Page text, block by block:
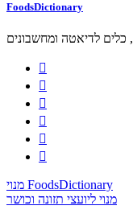
FoodsDictionary
כלים לדיאטה ומחשבונים






מנוי FoodsDictionary
מנוי ליועצי תזונה וכושר